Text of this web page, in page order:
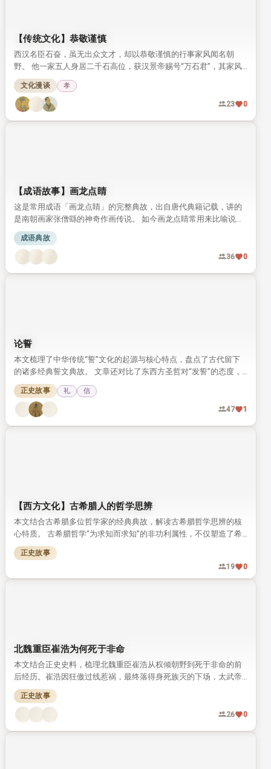
【传统文化】恭敬谨慎
西汉名臣石奋，虽无出众文才，却以恭敬谨慎的行事家风闻名朝
野。 他一家五人身居二千石高位，获汉景帝赐号“万石君”，其家风
教化也被司马迁写入史书盛赞。
文化漫谈 孝
23 0
【成语故事】画龙点睛
这是常用成语「画龙点睛」的完整典故，出自唐代典籍记载，讲的
是南朝画家张僧繇的神奇作画传说。 如今画龙点睛常用来比喻说
话、写文章时在关键处点明主旨，让内容更传神有力。
成语典故
36 0
论誓
本文梳理了中华传统“誓”文化的起源与核心特点，盘点了古代留下
的诸多经典誓文典故。 文章还对比了东西方圣哲对“发誓”的态度，
发现二者对誓的庄重要求高度契合。
正史故事 礼 信
47 1
【西方文化】古希腊人的哲学思辨
本文结合古希腊多位哲学家的经典典故，解读古希腊哲学思辨的核
心特质。 古希腊哲学“为求知而求知”的非功利属性，不仅塑造了希
腊民族性格，还推动了早期科学理论体系的发展。
正史故事
19
0
北魏重臣崔浩为何死于非命
本文结合正史史料，梳理北魏重臣崔浩从权倾朝野到死于非命的前
后经历。崔浩因狂傲过线惹祸，最终落得身死族灭的下场，太武帝
拓跋焘也未得善终。
正史故事
26 0